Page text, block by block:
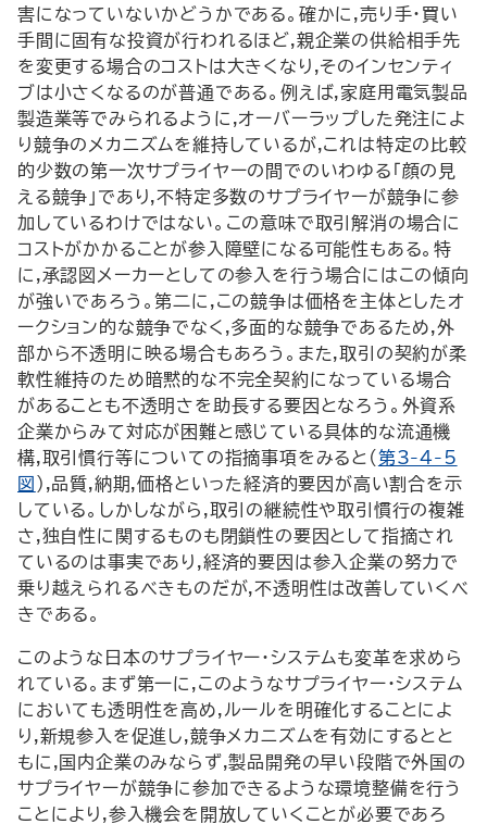
害になっていないかどうかである。確かに,売り手・買い
手間に固有な投資が行われるほど,親企業の供給相手先
を変更する場合のコストは大きくなり,そのインセンティ
ブは小さくなるのが普通である。例えば,家庭用電気製品
製造業等でみられるように,オーバーラップした発注によ
り競争のメカニズムを維持しているが,これは特定の比較
的少数の第一次サプライヤーの間でのいわゆる「顔の見
える競争」であり,不特定多数のサプライヤーが競争に参
加しているわけではない。この意味で取引解消の場合に
コストがかかることが参入障壁になる可能性もある。特
に,承認図メーカーとしての参入を行う場合にはこの傾向
が強いであろう。第二に,この競争は価格を主体としたオ
ークション的な競争でなく,多面的な競争であるため,外
部から不透明に映る場合もあろう。また,取引の契約が柔
軟性維持のため暗黙的な不完全契約になっている場合
があることも不透明さを助長する要因となろう。外資系
企業からみて対応が困難と感じている具体的な流通機
構,取引慣行等についての指摘事項をみると( 第3-4-5
図 ),品質,納期,価格といった経済的要因が高い割合を示
している。しかしながら,取引の継続性や取引慣行の複雑
さ,独自性に関するものも閉鎖性の要因として指摘され
ているのは事実であり,経済的要因は参入企業の努力で
乗り越えられるべきものだが,不透明性は改善していくべ
きである。
このような日本のサプライヤー・システムも変革を求めら
れている。まず第一に,このようなサプライヤー・システム
においても透明性を高め,ルールを明確化することによ
り,新規参入を促進し,競争メカニズムを有効にするとと
もに,国内企業のみならず,製品開発の早い段階で外国の
サプライヤーが競争に参加できるような環境整備を行う
ことにより,参入機会を開放していくことが必要であろ